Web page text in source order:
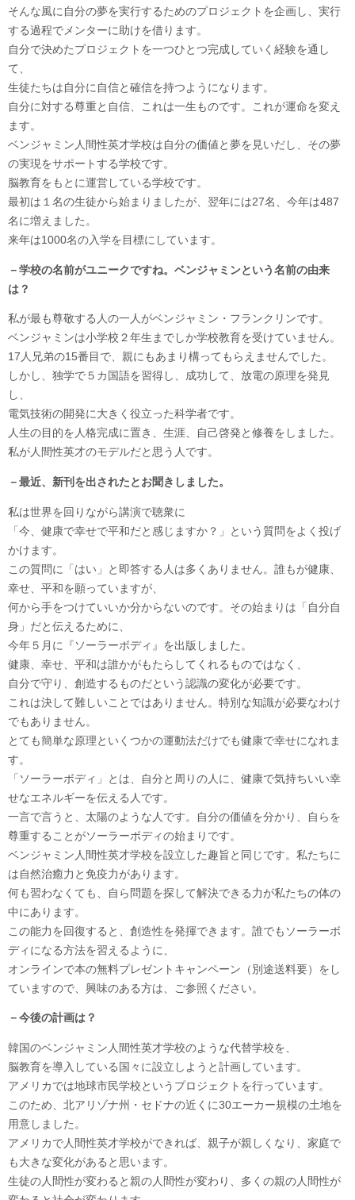
そんな風に自分の夢を実行するためのプロジェクトを企画し、実行
する過程でメンターに助けを借ります。
自分で決めたプロジェクトを一つひとつ完成していく経験を通し
て、
生徒たちは自分に自信と確信を持つようになります。
自分に対する尊重と自信、これは一生ものです。これが運命を変え
ます。
ベンジャミン人間性英才学校は自分の価値と夢を見いだし、その夢
の実現をサポートする学校です。
脳教育をもとに運営している学校です。
最初は１名の生徒から始まりましたが、翌年には27名、今年は487
名に増えました。
来年は1000名の入学を目標にしています。
－学校の名前がユニークですね。ベンジャミンという名前の由来
は？
私が最も尊敬する人の一人がベンジャミン・フランクリンです。
ベンジャミンは小学校２年生までしか学校教育を受けていません。
17人兄弟の15番目で、親にもあまり構ってもらえませんでした。
しかし、独学で５カ国語を習得し、成功して、放電の原理を発見
し、
電気技術の開発に大きく役立った科学者です。
人生の目的を人格完成に置き、生涯、自己啓発と修養をしました。
私が人間性英才のモデルだと思う人です。
－最近、新刊を出されたとお聞きしました。
私は世界を回りながら講演で聴衆に
「今、健康で幸せで平和だと感じますか？」という質問をよく投げ
かけます。
この質問に「はい」と即答する人は多くありません。誰もが健康、
幸せ、平和を願っていますが、
何から手をつけていいか分からないのです。その始まりは「自分自
身」だと伝えるために、
今年５月に『ソーラーボディ』を出版しました。
健康、幸せ、平和は誰かがもたらしてくれるものではなく、
自分で守り、創造するものだという認識の変化が必要です。
これは決して難しいことではありません。特別な知識が必要なわけ
でもありません。
とても簡単な原理といくつかの運動法だけでも健康で幸せになれま
す。
「ソーラーボディ」とは、自分と周りの人に、健康で気持ちいい幸
せなエネルギーを伝える人です。
一言で言うと、太陽のような人です。自分の価値を分かり、自らを
尊重することがソーラーボディの始まりです。
ベンジャミン人間性英才学校を設立した趣旨と同じです。私たちに
は自然治癒力と免疫力があります。
何も習わなくても、自ら問題を探して解決できる力が私たちの体の
中にあります。
この能力を回復すると、創造性を発揮できます。誰でもソーラーボ
ディになる方法を習えるように、
オンラインで本の無料プレゼントキャンペーン（別途送料要）をし
ていますので、興味のある方は、ご参照ください。
－今後の計画は？
韓国のベンジャミン人間性英才学校のような代替学校を、
脳教育を導入している国々に設立しようと計画しています。
アメリカでは地球市民学校というプロジェクトを行っています。
このため、北アリゾナ州・セドナの近くに30エーカー規模の土地を
用意しました。
アメリカで人間性英才学校ができれば、親子が親しくなり、家庭で
も大きな変化があると思います。
生徒の人間性が変わると親の人間性が変わり、多くの親の人間性が